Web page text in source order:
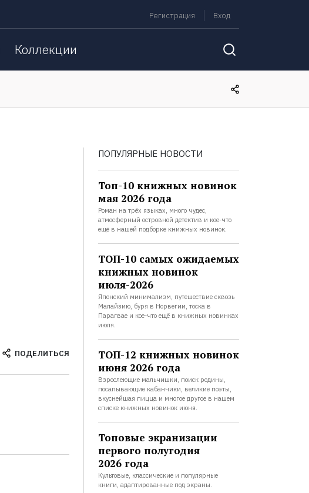
Регистрация Вход
Коллекции
ПОДЕЛИТЬСЯ
ПОПУЛЯРНЫЕ НОВОСТИ
Топ-10 книжных новинок
мая 2026 года
Роман на трёх языках, много чудес,
атмосферный островной детектив и кое-что
ещё в нашей подборке книжных новинок.
ТОП-10 самых ожидаемых
книжных новинок
июля-2026
Японский минимализм, путешествие сквозь
Малайзию, буря в Норвегии, тоска в
Парагвае и кое-что ещё в книжных новинках
июля.
ТОП-12 книжных новинок
июня 2026 года
Взрослеющие мальчишки, поиск родины,
посапывающие кабанчики, великие поэты,
вкуснейшая пицца и многое другое в нашем
списке книжных новинок июня.
Топовые экранизации
первого полугодия
2026 года
Культовые, классические и популярные
книги, адаптированные под экраны.